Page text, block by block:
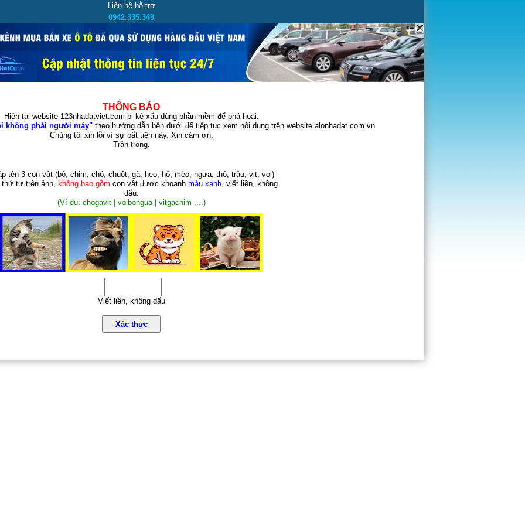
Liên hệ hỗ trợ
0942.335.349
THÔNG BÁO
Hiện tại website 123nhadatviet.com bị kẻ xấu dùng phần mềm để phá hoại.
không phải người máy"theo hướng dẫn bên dưới để tiếp tục xem nội dung trên website alonhadat.com.vn
Chúng tôi xin lỗi vì sự bất tiện này. Xin cám ơn.
Trân trọng.
tên 3 con vật (bò, chim, chó, chuột, gà, heo, hổ, mèo, ngựa, thỏ, trâu, vịt, voi)
thứ tự trên ảnh, không bao gồm con vật được khoanh màu xanh, viết liền, không
dấu.
(Ví dụ: chogavit | voibongua | vitgachim ,...)
Viết liền, không dấu
Xác thực